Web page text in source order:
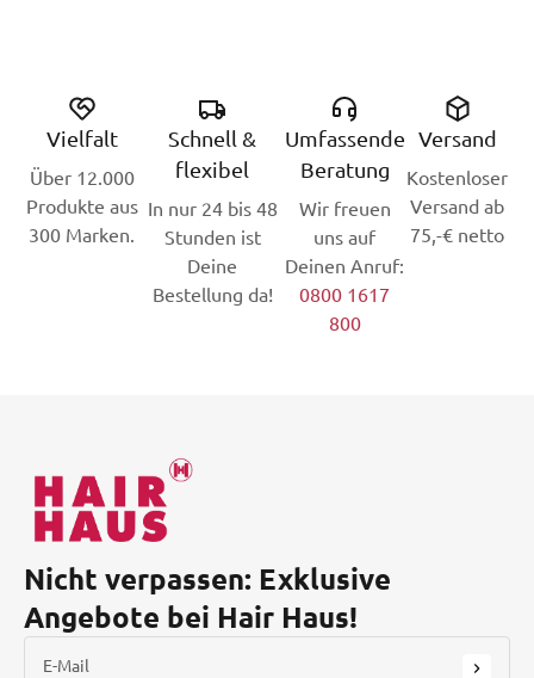
Vielfalt
Über 12.000
Produkte aus
300 Marken.
Schnell &
flexibel
In nur 24 bis 48
Stunden ist
Deine
Bestellung da!
Umfassende
Beratung
Wir freuen
uns auf
Deinen Anruf:
0800 1617
800
Versand
Kostenloser
Versand ab
75,-€ netto
Nicht verpassen: Exklusive
Angebote bei Hair Haus!
E-Mail